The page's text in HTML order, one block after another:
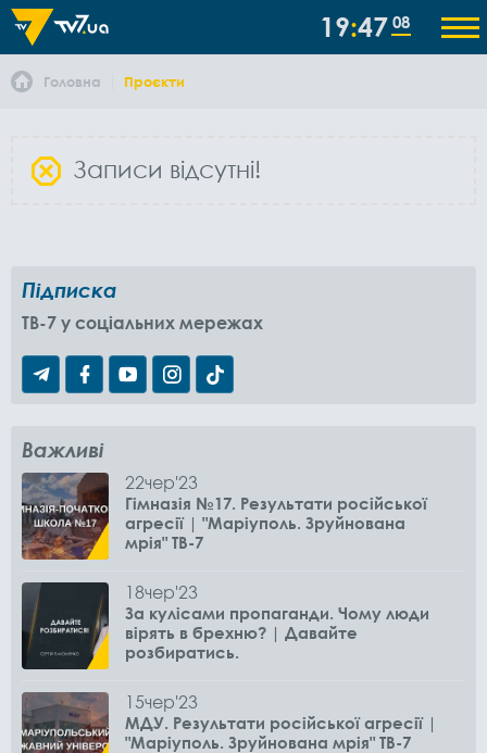
19 47 09
Головна Проєкти
Записи відсутні!
Підписка
TB-7 у соціальних мережах
Важливі
22чер'23
Гімназія №17. Результати російської
агресії | "Маріуполь. Зруйнована
мрія" ТВ-7
18чер'23
За кулісами пропаганди. Чому люди
вірять в брехню? | Давайте
розбиратись.
15чер'23
МДУ. Результати російської агресії |
"Маріуполь. Зруйнована мрія" ТВ-7